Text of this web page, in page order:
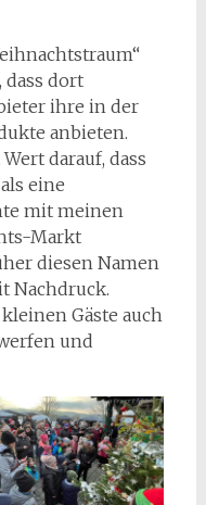
dort
ihre in der
anbieten.
darauf, dass
eine
mit meinen
Markt
diesen Namen
Nachdruck.
Gäste auch
und